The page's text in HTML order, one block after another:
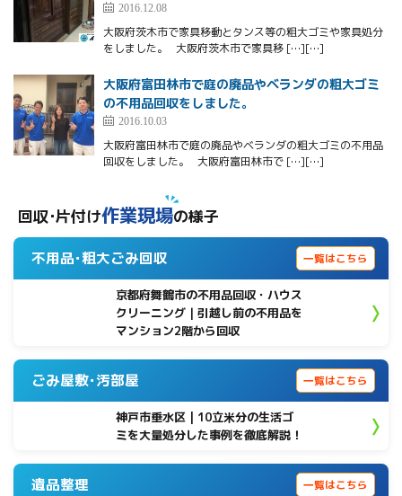
2016.12.08
大阪府茨木市で家具移動とタンス等の粗大ゴミや家具処分
をしました。 大阪府茨木市で家具移 […][…]
大阪府富田林市で庭の廃品やベランダの粗大ゴミ
の不用品回収をしました。
2016.10.03
大阪府富田林市で庭の廃品やベランダの粗大ゴミの不用品
回収をしました。 大阪府富田林市で […][…]
回収･片付け作業現場の様子
不用品･粗大ごみ回収 一覧はこちら
京都府舞鶴市の不用品回収・ハウス
クリーニング｜引越し前の不用品を
マンション2階から回収
ごみ屋敷･汚部屋 一覧はこちら
神戸市垂水区 | 10立米分の生活ゴ
ミを大量処分した事例を徹底解説！
遺品整理 一覧はこちら